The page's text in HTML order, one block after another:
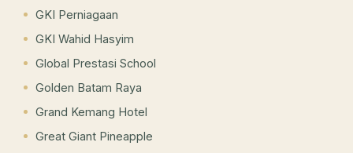
GKI Perniagaan
GKI Wahid Hasyim
Global Prestasi School
Golden Batam Raya
Grand Kemang Hotel
Great Giant Pineapple